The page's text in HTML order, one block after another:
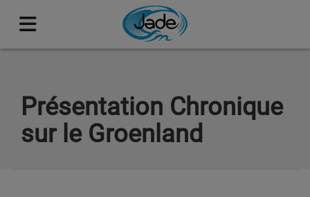
Présentation Chronique
sur le Groenland